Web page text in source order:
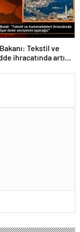
Tekstil ve
ihracatında artış